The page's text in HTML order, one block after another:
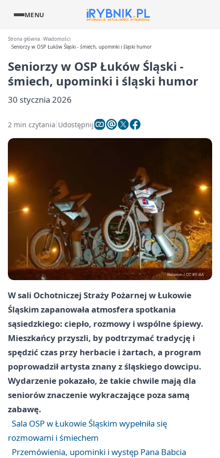
MENU
Strona główna Wiadomości
Seniorzy w OSP Łuków Śląski - śmiech, upominki i śląski humor
Seniorzy w OSP Łuków Śląski -
śmiech, upominki i śląski humor
30 stycznia 2026
2 min czytania Udostępnij
W sali Ochotniczej Straży Pożarnej wŁukowie
Śląskimzapanowała atmosfera spotkania
sąsiedzkiego: ciepło, rozmowy i wspólne śpiewy.
Mieszkańcy przyszli, by podtrzymać tradycję i
spędzić czas przy herbacie i żartach, a program
poprowadził artysta znany z śląskiego dowcipu.
Wydarzenie pokazało, że takie chwile mają dla
seniorów znaczenie wykraczające poza samą
zabawę.
Sala OSP w Łukowie Śląskim wypełniła się
rozmowami i śmiechem
Przemówienia, upominki i występ Pana Babcia